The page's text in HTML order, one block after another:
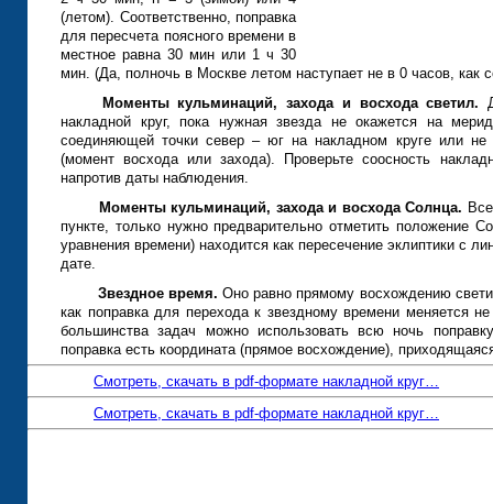
(летом). Соответственно, поправка
для пересчета поясного времени в
местное равна 30 мин или 1 ч 30
мин. (Да, полночь в Москве летом наступает не в 0 часов, как
Моменты кульминаций, захода и восхода светил.
накладной круг, пока нужная звезда не окажется на
соединяющей точки север – юг на накладном круге или не
(момент восхода или захода). Проверьте соосность
напротив даты наблюдения.
Моменты кульминаций, захода и восхода Солнца.
пункте, только нужно предварительно отметить положение
уравнения времени) находится как пересечение эклиптики с
дате.
Звездное время. Оно равно прямому восхождению
как поправка для перехода к звездному времени меняется
большинства задач можно использовать всю ночь
поправка есть координата (прямое восхождение),
Смотреть, скачать в pdf-формате накладной круг…
Смотреть, скачать в pdf-формате накладной круг…